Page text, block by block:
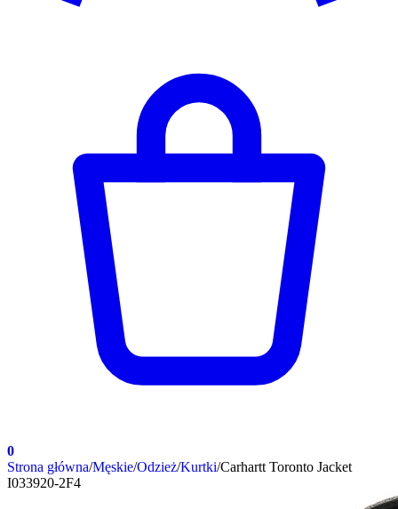
0
Strona główna/Męskie/Odzież/Kurtki/Carhartt Toronto Jacket
I033920-2F4